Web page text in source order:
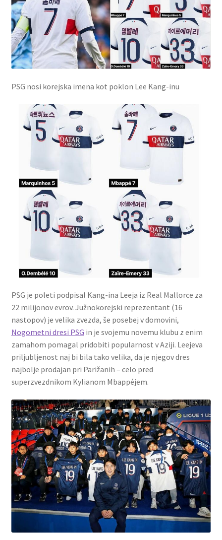
PSG nosi korejska imena kot poklon Lee Kang-inu
PSG je poleti podpisal Kang-ina Leeja iz Real Mallorce za
22 milijonov evrov. Južnokorejski reprezentant (16
nastopov) je velika zvezda, še posebej v domovini,
Nogometni dresi PSG in je svojemu novemu klubu z enim
zamahom pomagal pridobiti popularnost v Aziji. Leejeva
priljubljenost naj bi bila tako velika, da je njegov dres
najbolje prodajan pri Parižanih – celo pred
superzvezdnikom Kylianom Mbappéjem.